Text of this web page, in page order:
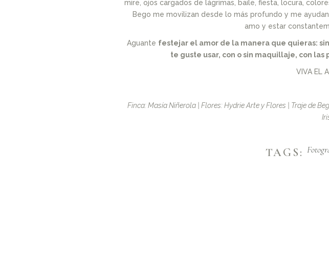
mire, ojos cargados de lágrimas, baile, fiesta, locura,
Bego me movilizan desde lo más profundo y me
amo y estar
Aguante festejar el amor de la manera que quieras:
te guste usar, con o sin maquillaje, con
VIVA EL
Finca: Masía Niñerola | Flores: Hydrie Arte y Flores | Traje de
TAGS: